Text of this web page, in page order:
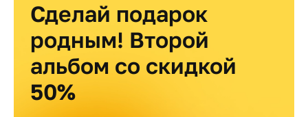
Сделай подарок
родным! Второй
альбом со скидкой
50%